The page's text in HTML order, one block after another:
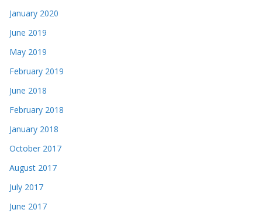
January 2020
June 2019
May 2019
February 2019
June 2018
February 2018
January 2018
October 2017
August 2017
July 2017
June 2017